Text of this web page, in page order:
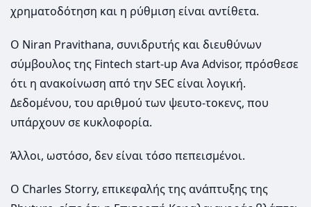
χρηματοδότηση και η ρύθμιση είναι αντίθετα.
Ο Niran Pravithana, συνιδρυτής και διευθύνων
σύμβουλος της Fintech start-up Ava Advisor, πρόσθεσε
ότι η ανακοίνωση από την SEC είναι λογική.
Δεδομένου, του αριθμού των ψευτο-τοκενς, που
υπάρχουν σε κυκλοφορία.
Άλλοι, ωστόσο, δεν είναι τόσο πεπεισμένοι.
Ο Charles Storry, επικεφαλής της ανάπτυξης της